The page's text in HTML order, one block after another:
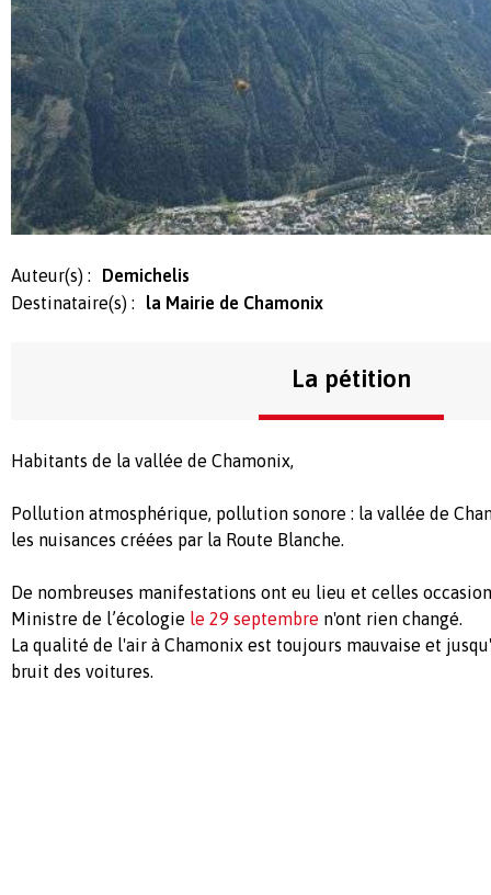
Auteur(s) :
Demichelis
Destinataire(s) :
la Mairie de Chamonix
La pétition
Habitants de la vallée de Chamonix,
Pollution atmosphérique, pollution sonore : la vallée de
les nuisances créées par la Route Blanche.
De nombreuses manifestations ont eu lieu et celles
Ministre de l’écologie le 29 septembre n'ont rien changé.
La qualité de l'air à Chamonix est toujours mauvaise et
bruit des voitures.